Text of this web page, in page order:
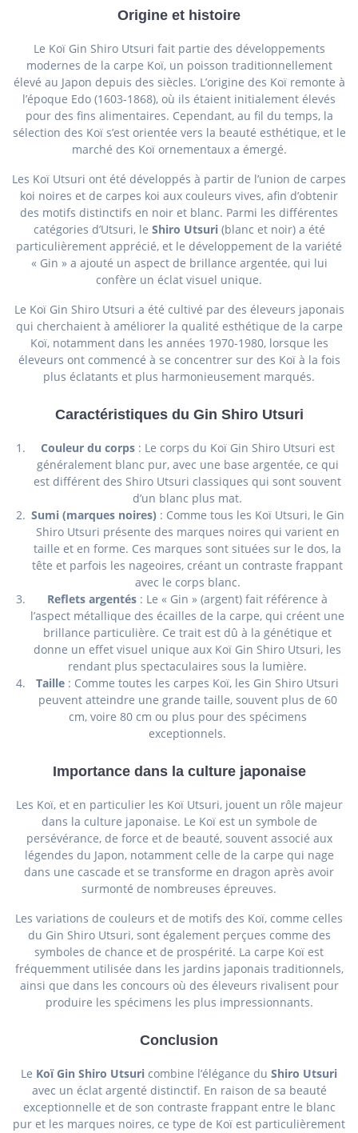
Origine et histoire
Le Koï Gin Shiro Utsuri fait partie des développements
modernes de la carpe Koï, un poisson traditionnellement
élevé au Japon depuis des siècles. L’origine des Koï remonte à
l’époque Edo (1603-1868), où ils étaient initialement élevés
pour des fins alimentaires. Cependant, au fil du temps, la
sélection des Koï s’est orientée vers la beauté esthétique, et le
marché des Koï ornementaux a émergé.
Les Koï Utsuri ont été développés à partir de l’union de carpes
koi noires et de carpes koi aux couleurs vives, afin d’obtenir
des motifs distinctifs en noir et blanc. Parmi les différentes
catégories d’Utsuri, le Shiro Utsuri(blanc et noir) a été
particulièrement apprécié, et le développement de la variété
« Gin » a ajouté un aspect de brillance argentée, qui lui
confère un éclat visuel unique.
Le Koï Gin Shiro Utsuri a été cultivé par des éleveurs japonais
qui cherchaient à améliorer la qualité esthétique de la carpe
Koï, notamment dans les années 1970-1980, lorsque les
éleveurs ont commencé à se concentrer sur des Koï à la fois
plus éclatants et plus harmonieusement marqués.
Caractéristiques du Gin Shiro Utsuri
Couleur du corps: Le corps du Koï Gin Shiro Utsuri est
généralement blanc pur, avec une base argentée, ce qui
est différent des Shiro Utsuri classiques qui sont souvent
d’un blanc plus mat.
Sumi (marques noires) : Comme tous les Koï Utsuri, le Gin
Shiro Utsuri présente des marques noires qui varient en
taille et en forme. Ces marques sont situées sur le dos, la
tête et parfois les nageoires, créant un contraste frappant
avec le corps blanc.
Reflets argentés : Le « Gin » (argent) fait référence à
l’aspect métallique des écailles de la carpe, qui créent une
brillance particulière. Ce trait est dû à la génétique et
donne un effet visuel unique aux Koï Gin Shiro Utsuri, les
rendant plus spectaculaires sous la lumière.
Taille : Comme toutes les carpes Koï, les Gin Shiro Utsuri
peuvent atteindre une grande taille, souvent plus de 60
cm, voire 80 cm ou plus pour des spécimens
exceptionnels.
Importance dans la culture japonaise
Les Koï, et en particulier les Koï Utsuri, jouent un rôle majeur
dans la culture japonaise. Le Koï est un symbole de
persévérance, de force et de beauté, souvent associé aux
légendes du Japon, notamment celle de la carpe qui nage
dans une cascade et se transforme en dragon après avoir
surmonté de nombreuses épreuves.
Les variations de couleurs et de motifs des Koï, comme celles
du Gin Shiro Utsuri, sont également perçues comme des
symboles de chance et de prospérité. La carpe Koï est
fréquemment utilisée dans les jardins japonais traditionnels,
ainsi que dans les concours où des éleveurs rivalisent pour
produire les spécimens les plus impressionnants.
Conclusion
Le Koï Gin Shiro Utsuri combine l’élégance du Shiro Utsuri
avec un éclat argenté distinctif. En raison de sa beauté
exceptionnelle et de son contraste frappant entre le blanc
pur et les marques noires, ce type de Koï est particulièrement